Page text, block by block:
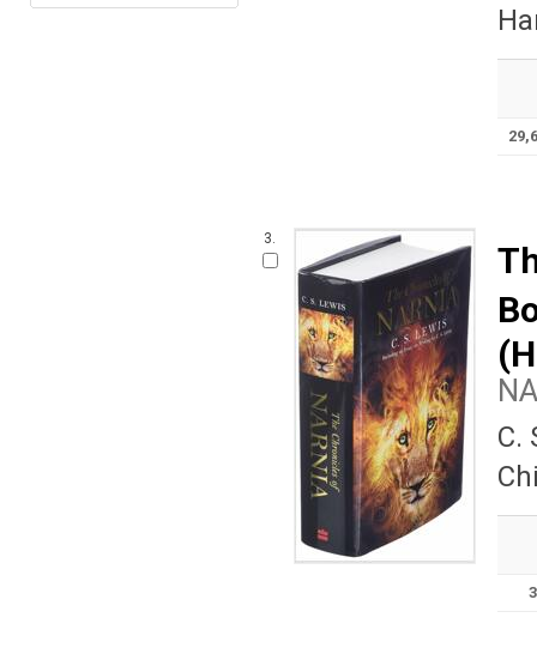
3.
C.